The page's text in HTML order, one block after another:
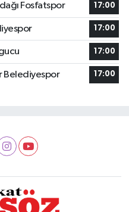
Fosfatspor 17:00
17:00
17:00
Belediyespor 17:00